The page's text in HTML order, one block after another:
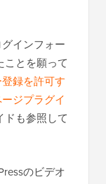
インフォー
ことを願って
録を許可す
ジプラグイ
ドも参照して
のビデオ